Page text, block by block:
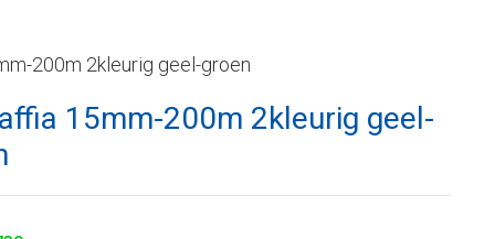
200m 2kleurig geel-groen
15mm-200m 2kleurig geel-